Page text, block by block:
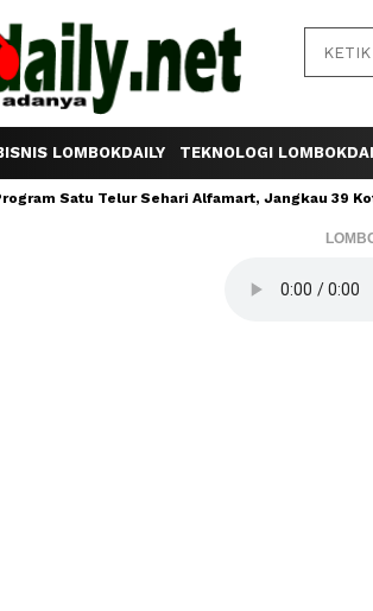
LOMBOKDAILY TEKNOLOGI
Satu Telur Sehari Alfamart, Jangkau 39